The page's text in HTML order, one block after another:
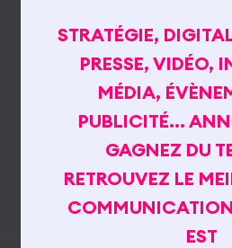
STRATÉGIE,
PRESSE, VIDÉO,
MÉDIA,
PUBLICITÉ…
GAGNEZ DU
RETROUVEZ LE
EST